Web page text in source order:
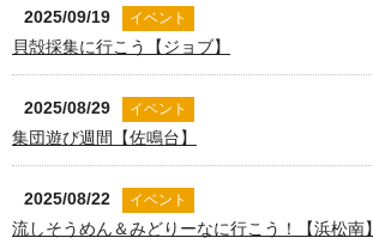
2025/09/19 イベント
貝殻採集に行こう【ジョブ】
2025/08/29 イベント
集団遊び週間【佐鳴台】
2025/08/22 イベント
流しそうめん＆みどりーなに行こう！【浜松南】